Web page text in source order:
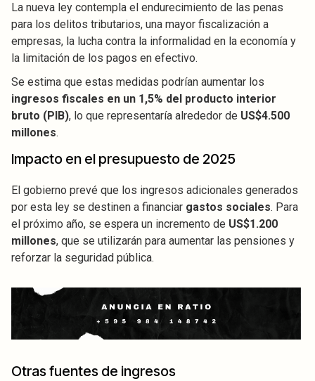
La nueva ley contempla el endurecimiento de las penas
para los delitos tributarios, una mayor fiscalización a
empresas, la lucha contra la informalidad en la economía y
la limitación de los pagos en efectivo.
Se estima que estas medidas podrían aumentar los
ingresos fiscales en un 1,5% del producto interior
bruto (PIB), lo que representaría alrededor de US$4.500
millones.
Impacto en el presupuesto de 2025
El gobierno prevé que los ingresos adicionales generados
por esta ley se destinen a financiar gastos sociales. Para
el próximo año, se espera un incremento de US$1.200
millones, que se utilizarán para aumentar las pensiones y
reforzar la seguridad pública.
Otras fuentes de ingresos